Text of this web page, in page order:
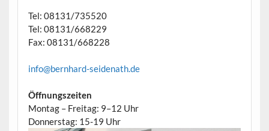
Tel: 08131/735520
Tel: 08131/668229
Fax: 08131/668228
info@bernhard-seidenath.de
Öffnungszeiten
Montag – Freitag: 9–12 Uhr
Donnerstag: 15-19 Uhr